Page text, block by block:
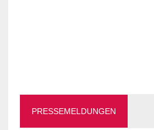
PRESSEMELDUNGEN